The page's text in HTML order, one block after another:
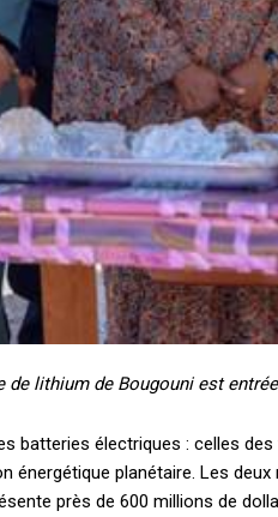
lithium de Bougouni est
batteries électriques : celles
énergétique planétaire. Les
près de 600 millions de